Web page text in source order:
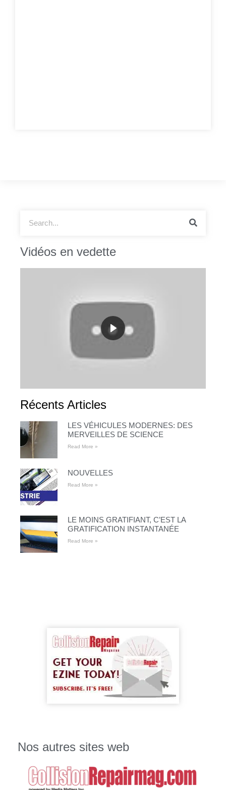
Vidéos en vedette
Récents Articles
LES VÉHICULES MODERNES: DES
MERVEILLES DE SCIENCE
Read More »
NOUVELLES
Read More »
LE MOINS GRATIFIANT, C’EST LA
GRATIFICATION INSTANTANÉE
Read More »
Nos autres sites web